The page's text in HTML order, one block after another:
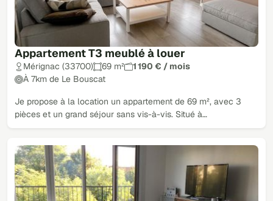
Appartement T3 meublé à louer
Mérignac (33700) 69 m²
1 190 € / mois
À 7km de Le Bouscat
Je propose à la location un appartement de 69 m², avec 3
pièces et un grand séjour sans vis-à-vis. Situé à…